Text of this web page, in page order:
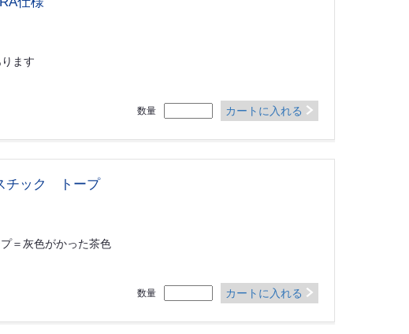
ます
数量 カートに入れる
チック トープ
＝灰色がかった茶色
数量 カートに入れる